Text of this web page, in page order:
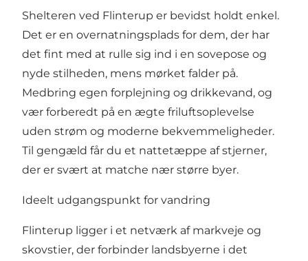
Shelteren ved Flinterup er bevidst holdt enkel.
Det er en overnatningsplads for dem, der har
det fint med at rulle sig ind i en sovepose og
nyde stilheden, mens mørket falder på.
Medbring egen forplejning og drikkevand, og
vær forberedt på en ægte friluftsoplevelse
uden strøm og moderne bekvemmeligheder.
Til gengæld får du et nattetæppe af stjerner,
der er svært at matche nær større byer.
Ideelt udgangspunkt for vandring
Flinterup ligger i et netværk af markveje og
skovstier, der forbinder landsbyerne i det